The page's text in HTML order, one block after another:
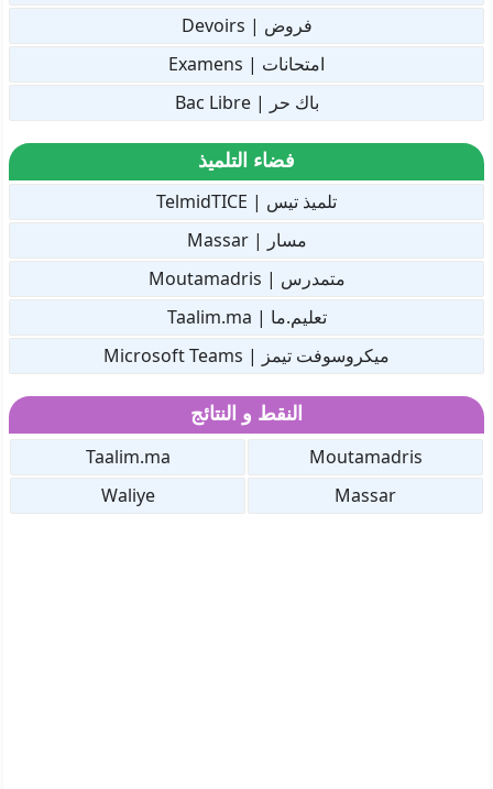
فروض | Devoirs
امتحانات | Examens
باك حر | Bac Libre
فضاء التلميذ
تلميذ تيس | TelmidTICE
مسار | Massar
متمدرس | Moutamadris
تعليم.ما | Taalim.ma
ميكروسوفت تيمز | Microsoft Teams
النقط و النتائج
Moutamadris
Taalim.ma
Massar
Waliye